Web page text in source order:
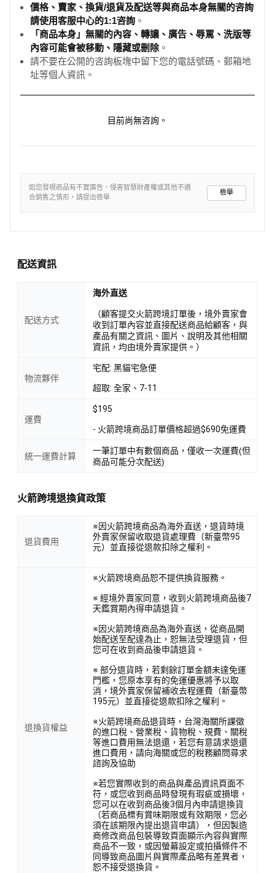
價格、賣家、換貨/退貨及配送等與商品本身無關的咨詢
請使用客服中心的1:1咨詢 。
「商品本身」無關的內容、轉讓、廣告、辱罵、洗版等
內容可能會被移動、隱藏或刪除。
請不要在公開的咨詢板塊中留下您的電話號碼、郵箱地
址等個人資訊。
目前尚無咨詢。
如您發現商品有不實廣告、侵害智慧財產權或其他不適
合銷售之情形，請提出檢舉
檢舉
配送資訊
配送方式
海外直送
（顧客提交火箭跨境訂單後，境外賣家會
收到訂單內容並直接配送商品給顧客，與
產品有關之資訊、圖片、說明及其他相關
資訊，均由境外賣家提供。）
物流夥伴
宅配: 黑貓宅急便
超取: 全家、7-11
運費
$195
- 火箭跨境商品訂單價格超過$690免運費
統一運費計算
一筆訂單中有數個商品，僅收一次運費(但
商品可能分次配送)
火箭跨境退換貨政策
退貨費用
※因火箭跨境商品為海外直送，退貨時境
外賣家保留收取退貨處理費（新臺幣95
元）並直接從退款扣除之權利。
退換貨權益
※火箭跨境商品恕不提供換貨服務。
※ 經境外賣家同意，收到火箭跨境商品後7
天鑑賞期內得申請退貨。
※因火箭跨境商品為海外直送，從商品開
始配送至配達為止，恕無法受理退貨，但
您可在收到商品後申請退貨。
※ 部分退貨時，若剩餘訂單金額未達免運
門檻，您原本享有的免運優惠將予以取
消，境外賣家保留補收去程運費（新臺幣
195元）並直接從退款扣除之權利。
※火箭跨境商品退貨時，台灣海關所課徵
的進口稅、營業稅、貨物稅、規費、關稅
等進口費用無法退還，若您有意請求退還
進口費用，請向海關或您的稅務顧問尋求
諮詢及協助
※若您實際收到的商品與產品資訊頁面不
符，或您收到商品時發現有瑕疵或損壞，
您可以在收到商品後3個月內申請退換貨
（若商品標有賞味期限或有效期限，您必
須在該期限內提出退貨申請），但因製造
商修改商品包裝導致頁面顯示內容與實際
商品不一致，或因螢幕設定或拍攝條件不
同導致商品圖片與實際產品略有差異者，
恕不接受退換貨。